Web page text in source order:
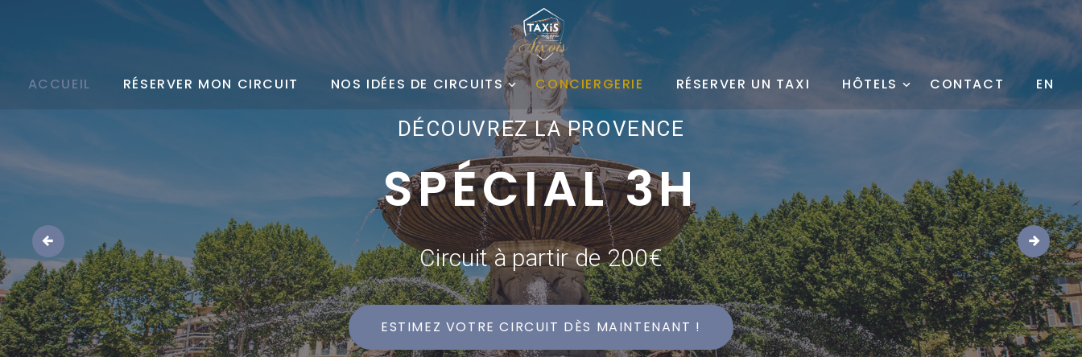
ACCUEIL RÉSERVER MON CIRCUIT NOS IDÉES DE CIRCUITS CONCIERGERIE RÉSERVER UN TAXI HÔTELS CONTACT EN
DÉCOUVREZ LA PROVENCE
SPÉCIAL 3H
Circuit à partir de 200€
ESTIMEZ VOTRE CIRCUIT DÈS MAINTENANT !